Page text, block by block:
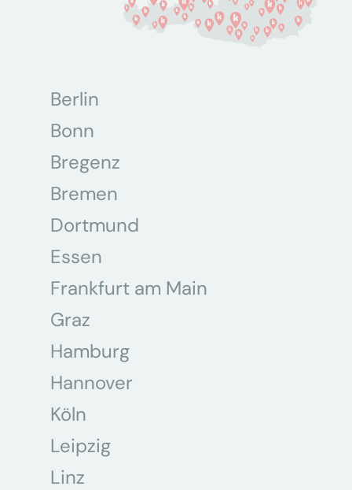
Berlin
Bonn
Bregenz
Bremen
Dortmund
Essen
Frankfurt am Main
Graz
Hamburg
Hannover
Köln
Leipzig
Linz